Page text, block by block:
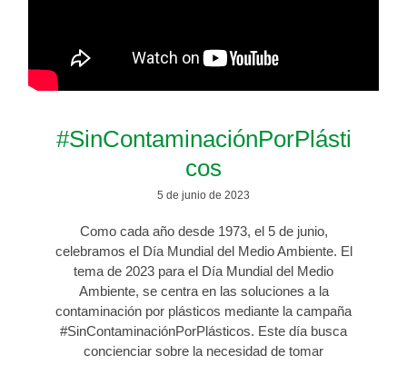
#SinContaminaciónPorPlásti
cos
5 de junio de 2023
Como cada año desde 1973, el 5 de junio,
celebramos el Día Mundial del Medio Ambiente. El
tema de 2023 para el Día Mundial del Medio
Ambiente, se centra en las soluciones a la
contaminación por plásticos mediante la campaña
#SinContaminaciónPorPlásticos. Este día busca
concienciar sobre la necesidad de tomar